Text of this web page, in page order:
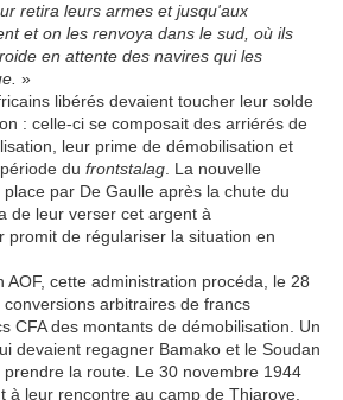
retira leurs armes et jusqu'aux
et on les renvoya dans le sud, où ils
en attente des navires qui les
»
libérés devaient toucher leur solde
: celle-ci se composait des arriérés de
leur prime de démobilisation et
du frontstalag . La nouvelle
par De Gaulle après la chute du
de leur verser cet argent à
promit de régulariser la situation en
cette administration procéda, le 28
arbitraires de francs
CFA des montants de démobilisation. Un
devaient regagner Bamako et le Soudan
la route. Le 30 novembre 1944
à leur rencontre au camp de Thiaroye.